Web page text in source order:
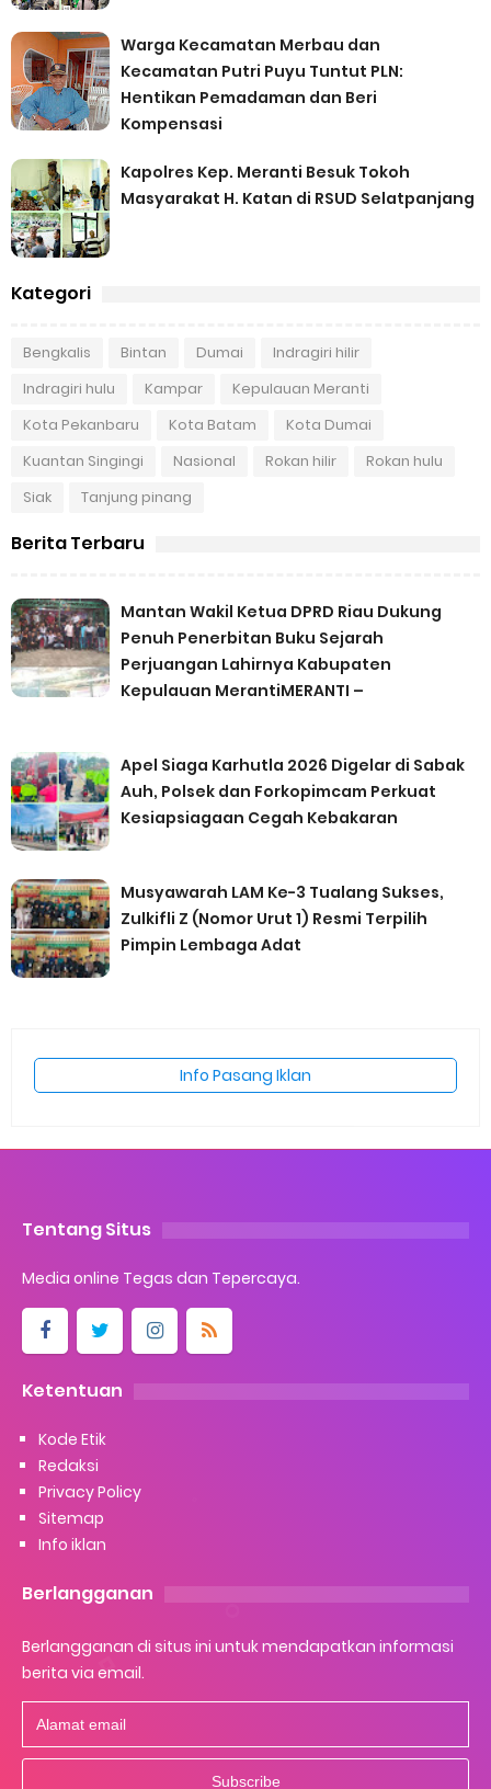
Warga Kecamatan Merbau dan
Kecamatan Putri Puyu Tuntut PLN:
Hentikan Pemadaman dan Beri
Kompensasi
Kapolres Kep. Meranti Besuk Tokoh
Masyarakat H. Katan di RSUD Selatpanjang
Kategori
Bengkalis Bintan Dumai
Indragiri hilir
Indragiri hulu
Kampar
Kepulauan Meranti
Kota Pekanbaru
Kota Batam
Kota Dumai
Kuantan Singingi
Nasional Rokan hilir
Rokan hulu
Siak
Tanjung pinang
Berita Terbaru
Mantan Wakil Ketua DPRD Riau Dukung
Penuh Penerbitan Buku Sejarah
Perjuangan Lahirnya Kabupaten
Kepulauan MerantiMERANTI –
Apel Siaga Karhutla 2026 Digelar di Sabak
Auh, Polsek dan Forkopimcam Perkuat
Kesiapsiagaan Cegah Kebakaran
Musyawarah LAM Ke-3 Tualang Sukses,
Zulkifli Z (Nomor Urut 1) Resmi Terpilih
Pimpin Lembaga Adat
Info Pasang Iklan
Tentang Situs
Media online Tegas dan Tepercaya.
Ketentuan
Kode Etik
Redaksi
Privacy Policy
Sitemap
Info iklan
Berlangganan
Berlangganan di situs ini untuk mendapatkan informasi
berita via email.